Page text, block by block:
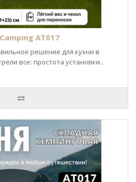
AT017
решение для кухни в
все: простота установки..